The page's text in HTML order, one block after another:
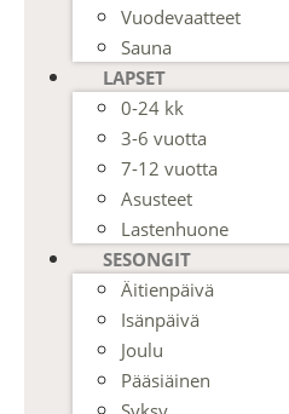
Vuodevaatteet
Sauna
LAPSET
0-24 kk
3-6 vuotta
7-12 vuotta
Asusteet
Lastenhuone
SESONGIT
Äitienpäivä
Isänpäivä
Joulu
Pääsiäinen